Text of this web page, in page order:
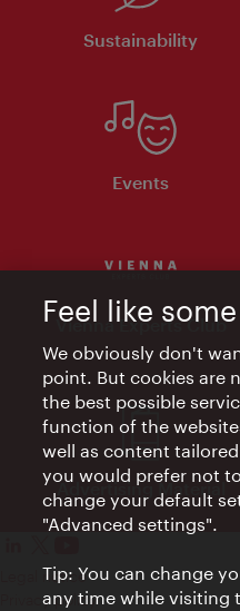
Sustainability
Events
Vienna Experts Club
Advertising Material
Legal notice
Privacy policy
Feel like
We obviously don't
point. But cookies are
the best possible
function of the
well as content
you would prefer not
change your default
"Advanced settings".
Tip: You can change
any time while visiting